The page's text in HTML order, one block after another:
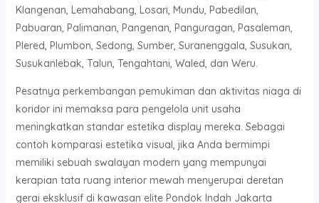
Klangenan, Lemahabang, Losari, Mundu, Pabedilan,
Pabuaran, Palimanan, Pangenan, Panguragan, Pasaleman,
Plered, Plumbon, Sedong, Sumber, Suranenggala, Susukan,
Susukanlebak, Talun, Tengahtani, Waled, dan Weru.
Pesatnya perkembangan pemukiman dan aktivitas niaga di
koridor ini memaksa para pengelola unit usaha
meningkatkan standar estetika display mereka. Sebagai
contoh komparasi estetika visual, jika Anda bermimpi
memiliki sebuah swalayan modern yang mempunyai
kerapian tata ruang interior mewah menyerupai deretan
gerai eksklusif di kawasan elite Pondok Indah Jakarta